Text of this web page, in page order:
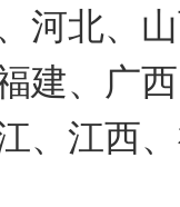
河北、
建、广
、江西